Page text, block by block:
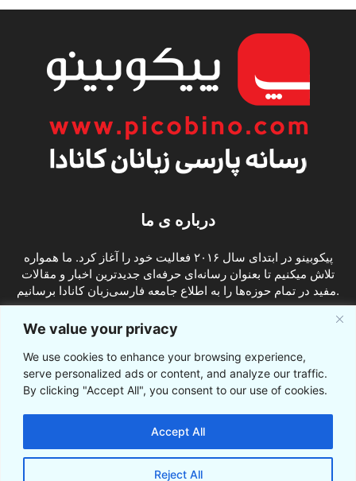
We value your privacy
We use cookies to enhance your browsing experience,
serve personalized ads or content, and analyze our traffic.
By clicking "Accept All", you consent to our use of cookies.
Reject All
Accept All
درباره ی ما
پیکوبینو در ابتدای سال ۲۰۱۶ فعالیت خود را آغاز کرد. ما همواره
تلاش میکنیم تا بعنوان رسانه‌ای حرفه‌ای جدیدترین اخبار و مقالات
مفید در تمام حوزه‌ها را به اطلاع جامعه فارسی‌زبان کانادا برسانیم.
ما را دنبال کنید